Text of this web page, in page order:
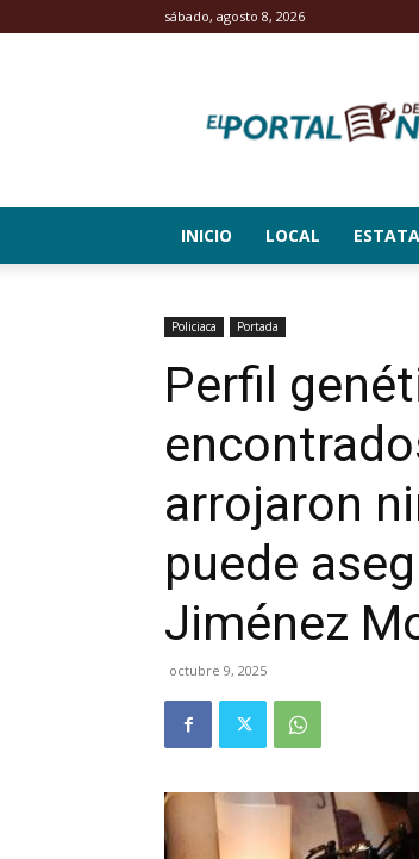
sábado, agosto 8, 2026
Portal
de
INICIO LOCAL
Policiaca Portada
Perfil
arrojaron
puede
Jiménez
octubre 9, 2025